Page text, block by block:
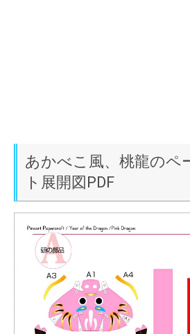
あかべこ風、桃龍のペ
ト展開図PDF